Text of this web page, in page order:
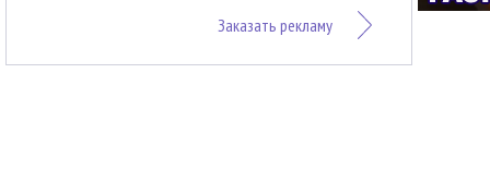
Заказать рекламу